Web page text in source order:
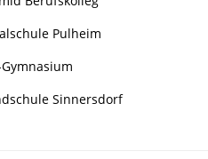
Pulheim
Sinnersdorf